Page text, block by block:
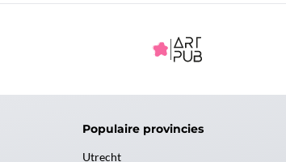
Populaire provincies
Utrecht